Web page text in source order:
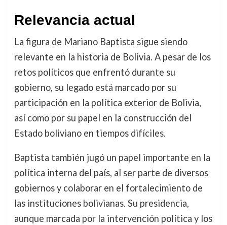
Relevancia actual
La figura de Mariano Baptista sigue siendo
relevante en la historia de Bolivia. A pesar de los
retos políticos que enfrentó durante su
gobierno, su legado está marcado por su
participación en la política exterior de Bolivia,
así como por su papel en la construcción del
Estado boliviano en tiempos difíciles.
Baptista también jugó un papel importante en la
política interna del país, al ser parte de diversos
gobiernos y colaborar en el fortalecimiento de
las instituciones bolivianas. Su presidencia,
aunque marcada por la intervención política y los